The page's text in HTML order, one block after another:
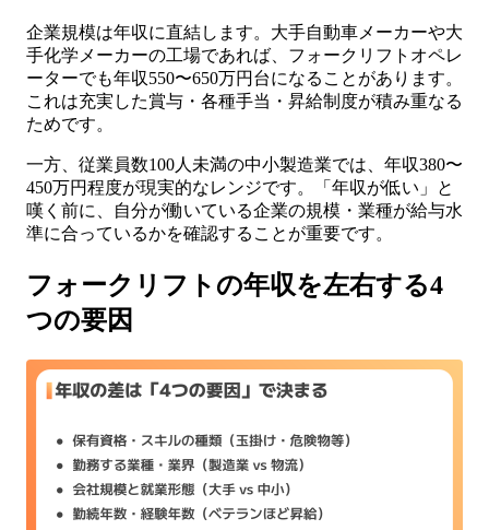
企業規模は年収に直結します。大手自動車メーカーや大
手化学メーカーの工場であれば、フォークリフトオペレ
ーターでも年収550〜650万円台になることがあります。
これは充実した賞与・各種手当・昇給制度が積み重なる
ためです。
一方、従業員数100人未満の中小製造業では、年収380〜
450万円程度が現実的なレンジです。「年収が低い」と
嘆く前に、自分が働いている企業の規模・業種が給与水
準に合っているかを確認することが重要です。
フォークリフトの年収を左右する4
つの要因